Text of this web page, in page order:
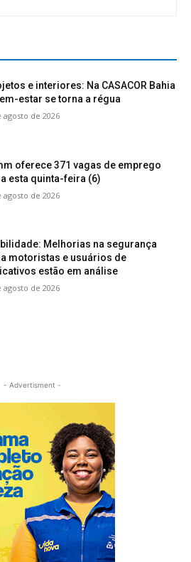
e interiores: Na CASACOR Bahia
estar se torna a régua
agosto de 2026
oferece 371 vagas de emprego
esta quinta-feira (6)
agosto de 2026
Melhorias na segurança
motoristas e usuários de
estão em análise
agosto de 2026
- Advertisment -